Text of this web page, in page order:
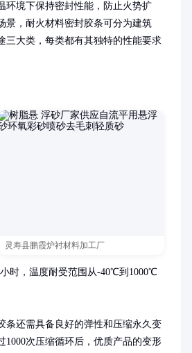
环境下保持密封性能，防止火势扩
景，耐火材料密封胶条可分为建筑
三大类，每类都有其独特的性能要求
灵寿县鹏霞炉衬材料加工厂
时，温度耐受范围从-40℃到1000℃
条还需具备良好的弹性和压缩永久变
1000次压缩循环后，优质产品的变形